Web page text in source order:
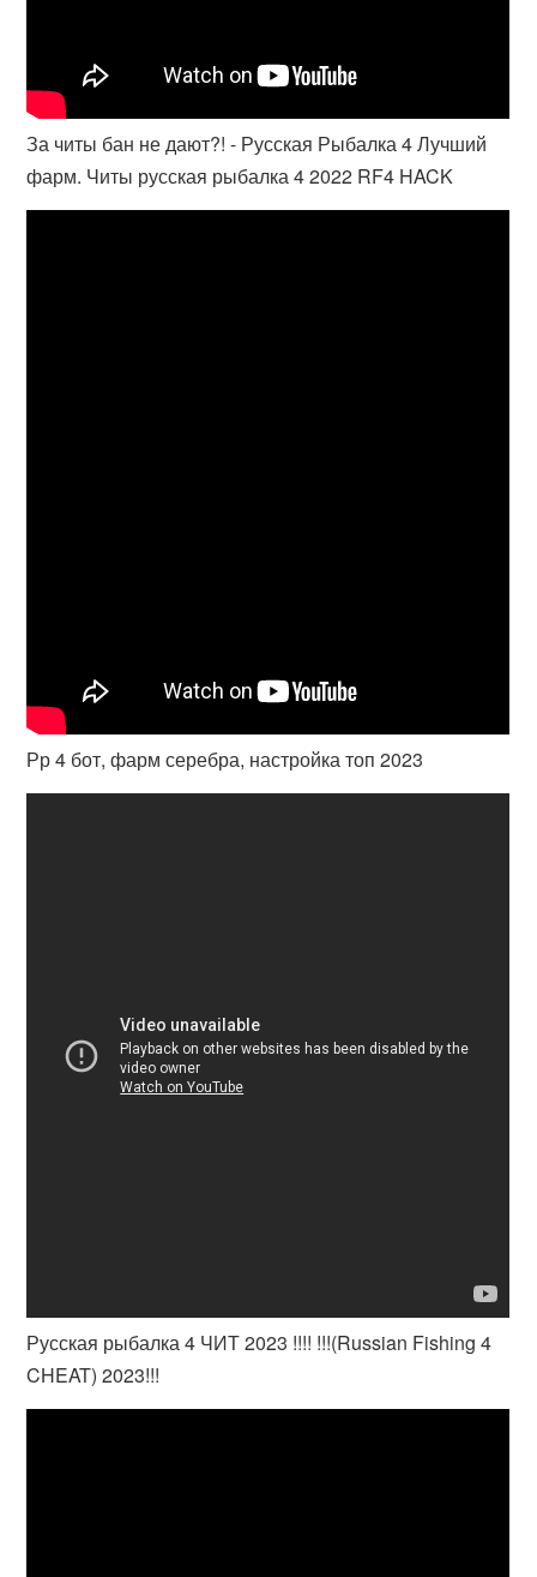
За читы бан не дают?! - Русская Рыбалка 4 Лучший
фарм. Читы русская рыбалка 4 2022 RF4 HACK
Рр 4 бот, фарм серебра, настройка топ 2023
Русская рыбалка 4 ЧИТ 2023 !!!! !!!(Russian Fishing 4
CHEAT) 2023!!!